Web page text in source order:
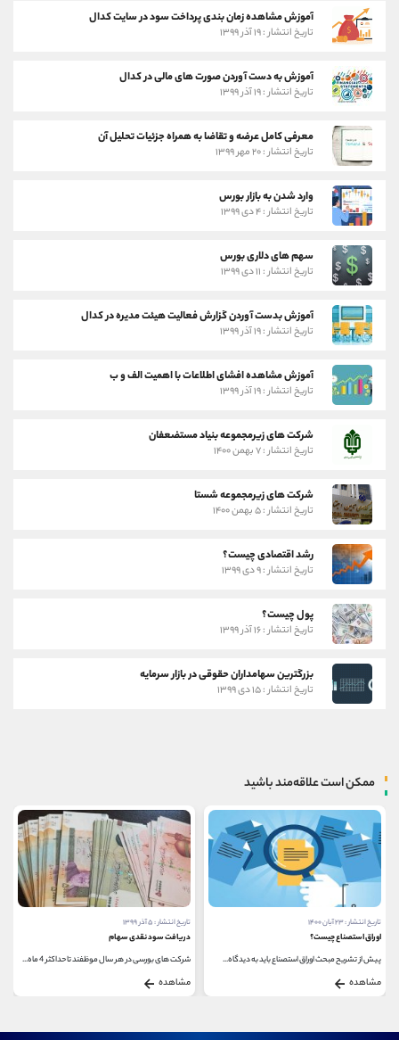
آموزش مشاهده زمان بندی پرداخت سود در سایت کدال
تاریخ انتشار : ۱۹ آذر ۱۳۹۹
آموزش به دست آوردن صورت های مالی در کدال
تاریخ انتشار : ۱۹ آذر ۱۳۹۹
معرفی کامل عرضه و تقاضا به همراه جزئیات تحلیل آن
تاریخ انتشار : ۲۰ مهر ۱۳۹۹
وارد شدن به بازار بورس
تاریخ انتشار : ۴ دی ۱۳۹۹
سهم های دلاری بورس
تاریخ انتشار : ۱۱ دی ۱۳۹۹
آموزش بدست آوردن گزارش فعالیت هیئت مدیره در کدال
تاریخ انتشار : ۱۹ آذر ۱۳۹۹
آموزش مشاهده افشای اطلاعات با اهمیت الف و ب
تاریخ انتشار : ۱۹ آذر ۱۳۹۹
شرکت های زیرمجموعه بنیاد مستضعفان
تاریخ انتشار : ۷ بهمن ۱۴۰۰
شرکت های زیرمجموعه شستا
تاریخ انتشار : ۵ بهمن ۱۴۰۰
رشد اقتصادی چیست؟
تاریخ انتشار : ۹ دی ۱۳۹۹
پول چیست؟
تاریخ انتشار : ۱۶ آذر ۱۳۹۹
بزرگترین سهامداران حقوقی در بازار سرمایه
تاریخ انتشار : ۱۵ دی ۱۳۹۹
ممکن است علاقه‌مند باشید
تاریخ انتشار : ۵ آذر ۱۳۹۹
دریافت سود نقدی سهام
شرکت های بورسی در هر سال موظفند تا حداکثر 4 ماه...
مشاهده
تاریخ انتشار : ۲۲ مهر ۱۴۰۰
گواهینامه ارزشیابی اوراق بهادار
گواهینامه ارزشیابی اوراق بهادار یکی از تخصصی...
مشاهده